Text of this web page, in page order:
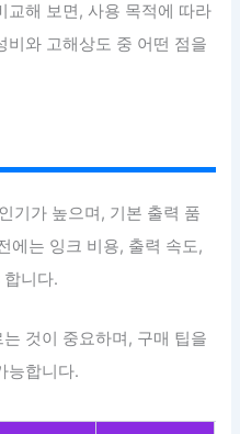
교해 보면, 사용 목적에 따라
비와 고해상도 중 어떤 점을
기가 높으며, 기본 출력 품
에는 잉크 비용, 출력 속도,
니다.
것이 중요하며, 구매 팁을
능합니다.